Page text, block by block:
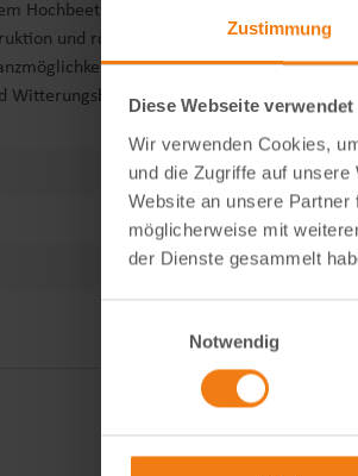
Zustimmung
Diese Webseite
Wir verwenden Cookies,
und die Zugriffe auf
Website an unsere
möglicherweise mit
der Dienste gesammelt
Notwendig
Hochbeet VITA 0,86 m hoch
und rostbeständig
Witterungsbeständig
0,86 m
Metall
nur Bogen